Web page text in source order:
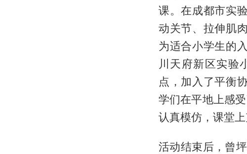
课。在成都市实
动关节、拉伸肌
为适合小学生的
川天府新区实验
点，加入了平衡
学们在平地上感
认真模仿，课堂上
活动结束后，曾